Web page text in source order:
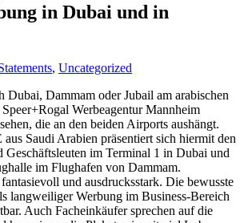
in Dubai und in
, Uncategorized
Dubai, Dammam oder Jubail am arabischen
Werbeagentur Mannheim
die an den beiden Airports aushängt.
Saudi Arabien präsentiert sich hiermit den
im Terminal 1 in Dubai und
im Flughafen von Dammam.
und ausdrucksstark. Die bewusste
langweiliger Werbung im Business-Bereich
Auch Facheinkäufer sprechen auf die